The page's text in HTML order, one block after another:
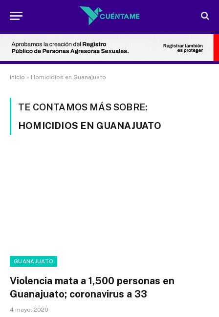
Inicio » Homicidios en Guanajuato
TE CONTAMOS MÁS SOBRE:
HOMICIDIOS EN GUANAJUATO
GUANAJUATO
Violencia mata a 1,500 personas en
Guanajuato; coronavirus a 33
4 mayo, 2020